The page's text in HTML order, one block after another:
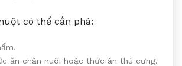
có thể cắn phá:
ăn chăn nuôi hoặc thức ăn thú cưng.